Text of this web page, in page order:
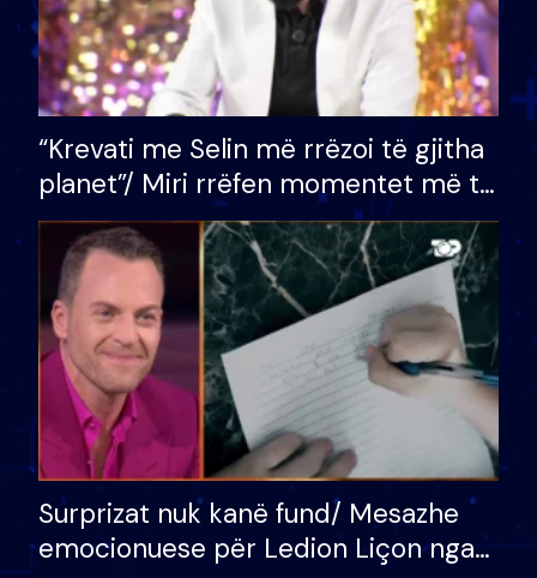
“Krevati me Selin më rrëzoi të gjitha
planet”/ Miri rrëfen momentet më të
bukura në shtëpinë e BB VIP: Do më
mungojë zilja e mëngjesit kur…
Surprizat nuk kanë fund/ Mesazhe
emocionuese për Ledion Liçon nga